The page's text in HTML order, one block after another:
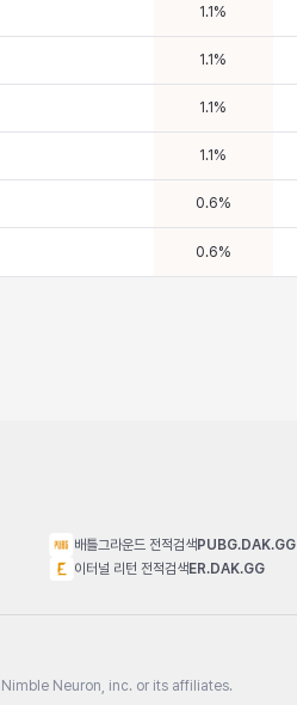
1.1 %
1.1 %
1.1 %
1.1 %
0.6%
0.6%
배틀그라운드 전적검색PUBG.DAK.GG
이터널 리턴 전적검색ER.DAK.GG
Neuron, inc. or its affiliates.